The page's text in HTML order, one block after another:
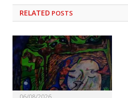
RELATED POSTS